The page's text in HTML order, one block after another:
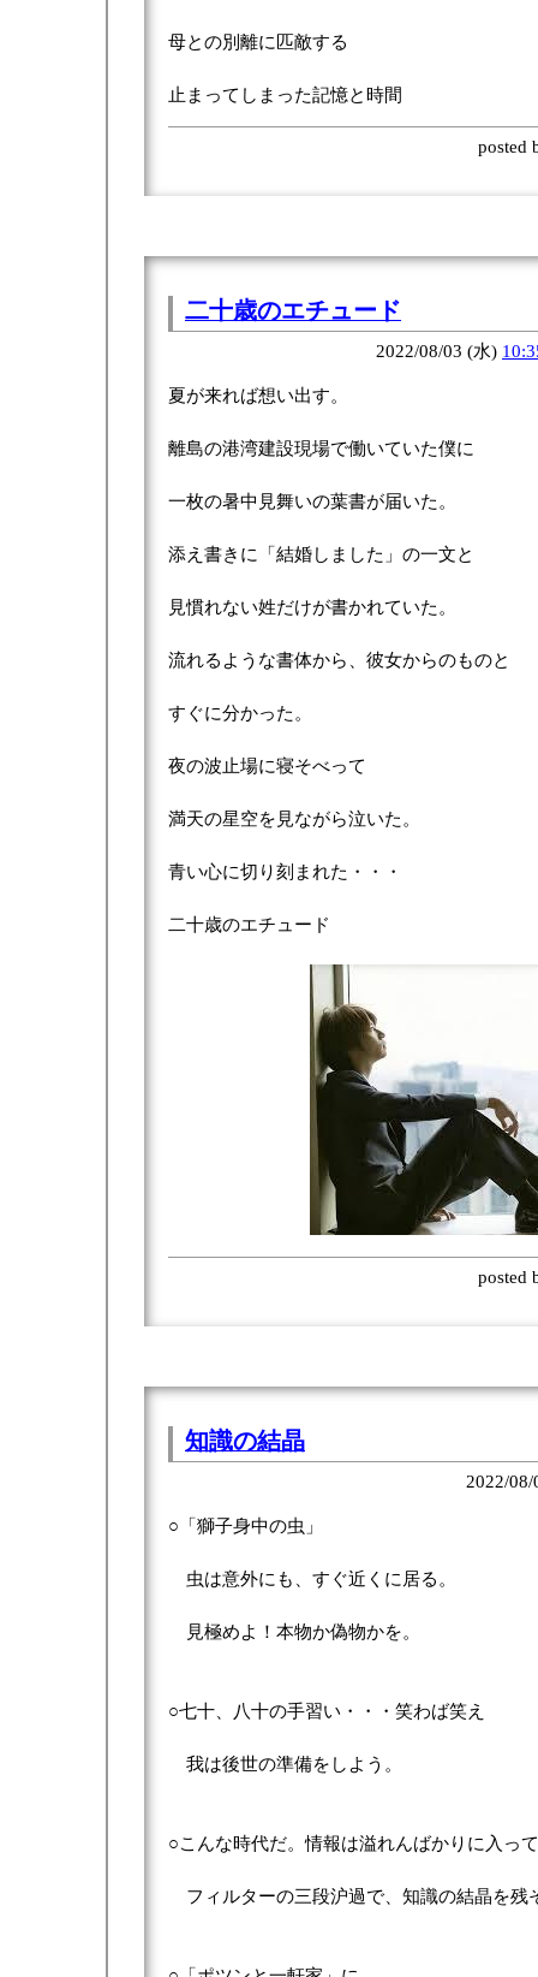
母との別離に匹敵する
止まってしまった記憶と時間
posted
二十歳のエチュード
2022/08/03 (水)
夏が来れば想い出す。
離島の港湾建設現場で働いていた僕に
一枚の暑中見舞いの葉書が届いた。
添え書きに「結婚しました」の一文と
見慣れない姓だけが書かれていた。
流れるような書体から、彼女からのものと
すぐに分かった。
夜の波止場に寝そべって
満天の星空を見ながら泣いた。
青い心に切り刻まれた・・・
二十歳のエチュード
posted
知識の結晶
2022/
○「獅子身中の虫」
虫は意外にも、すぐ近くに居る。
見極めよ！本物か偽物かを。
○七十、八十の手習い・・・笑わば笑え
我は後世の準備をしよう。
○こんな時代だ。情報は溢れんばかりに入っ
フィルターの三段沪過で、知識の結晶を残